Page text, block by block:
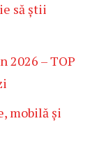
să știi
2026 – TOP
mobilă și